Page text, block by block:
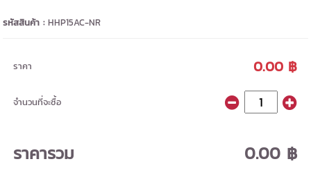
รหัสสินค้า :HHP15AC-NR
ราคา 0.00 ฿
จำนวนที่จะซื้อ
ราคารวม 0.00 ฿